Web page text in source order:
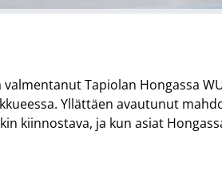
Tapiolan Hongassa
Yllättäen avautunut
kiinnostava, ja kun asiat